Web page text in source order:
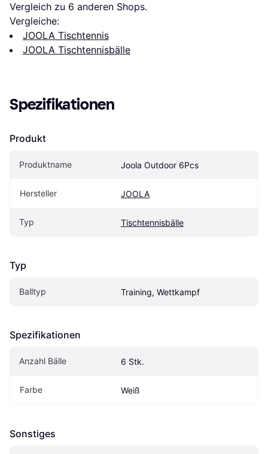
Vergleich zu 6 anderen Shops.
Vergleiche:
JOOLA Tischtennis
JOOLA Tischtennisbälle
Spezifikationen
Produkt
Produktname Joola Outdoor 6Pcs
Hersteller JOOLA
Typ Tischtennisbälle
Typ
Balltyp Training, Wettkampf
Spezifikationen
Anzahl Bälle 6 Stk.
Farbe Weiß
Sonstiges